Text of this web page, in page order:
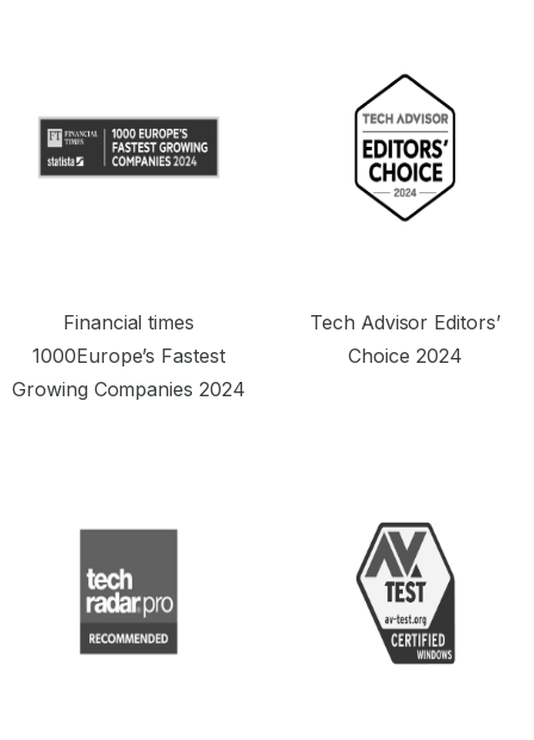
Financial times
1000Europe’s Fastest
Growing Companies 2024
Tech Advisor Editors’
Choice 2024